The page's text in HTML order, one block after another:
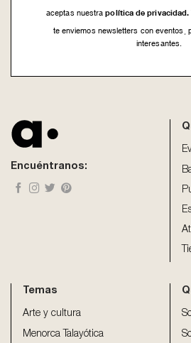
aceptas nuestra política de privacidad.
te enviemos newsletters con eventos,
interesantes.
left
Encuéntranos:
Temas
Arte y cultura
Menorca Talayótica